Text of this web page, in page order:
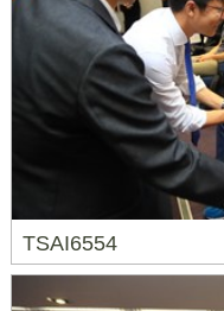
TSAI6554